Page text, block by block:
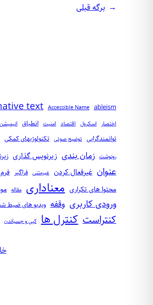
← برگه قبلی
ableism
Accessible Name
text
اختصار اسکرول اقتصاد امنیت‌ انطباق انیمیشن
توانمندگرایی توضیح صوتی تکنولوژیهای کمکی
رونوشت زمان‌ بندی زیرنویس گذاری
عنوان غیرفعال کردن غیرمتنی فراگیر
محتوا‌ های تکراری معناداری مقاله
ورودی کاربری وقفه ویدیو‌ های ضبط
کنتراست کنترل‌ ها کپی و چسباندن